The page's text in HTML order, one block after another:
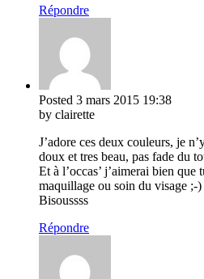
Répondre
Posted 3 mars 2015 19:38
by clairette
J’adore ces deux couleurs, je
doux et tres beau, pas fade du
Et à l’occas’ j’aimerai bien que
maquillage ou soin du visage ;-)
Bisoussss
Répondre